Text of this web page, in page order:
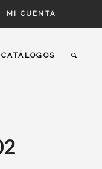
MI CUENTA
CATÁLOGOS